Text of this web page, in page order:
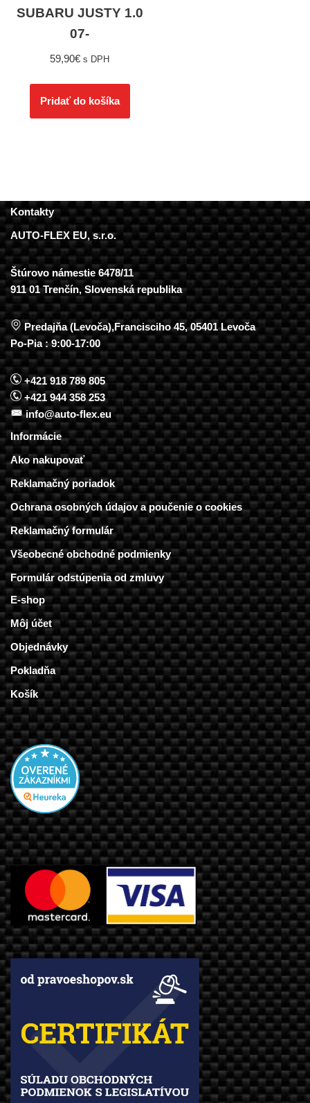
SUBARU JUSTY 1.0
07-
59,90€ s DPH
Pridať do košíka
Kontakty
AUTO-FLEX EU, s.r.o.
Štúrovo námestie 6478/11
911 01 Trenčín, Slovenská republika
Predajňa (Levoča),Francisciho 45, 05401 Levoča
Po-Pia : 9:00-17:00
+421 918 789 805
+421 944 358 253
info@auto-flex.eu
Informácie
Ako nakupovať
Reklamačný poriadok
Ochrana osobných údajov a poučenie o cookies
Reklamačný formulár
Všeobecné obchodné podmienky
Formulár odstúpenia od zmluvy
E-shop
Môj účet
Objednávky
Pokladňa
Košík